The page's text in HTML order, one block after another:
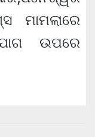
ମାମଲାରେ
ଉପରେ